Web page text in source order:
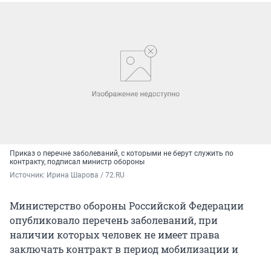
Приказ о перечне заболеваний, с которыми не берут служить по
контракту, подписал министр обороны
Источник: Ирина Шарова / 72.RU
Министерство обороны Российской Федерации
опубликовало перечень заболеваний, при
наличии которых человек не имеет права
заключать контракт в период мобилизации и